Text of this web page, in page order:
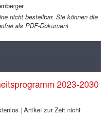
nicht bestellbar. Sie können die
als PDF-Dokument
2023-2030
| Artikel zur Zeit nicht